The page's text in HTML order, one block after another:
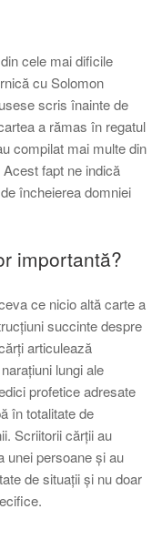
cele mai dificile
cu Solomon
scris înainte de
a rămas în regatul
compilat mai multe din
fapt ne indică
încheierea domniei
importantă?
ce nicio altă carte a
succinte despre
articulează
lungi ale
profetice adresate
în totalitate de
Scriitorii cărții au
unei persoane și au
de situații și nu doar